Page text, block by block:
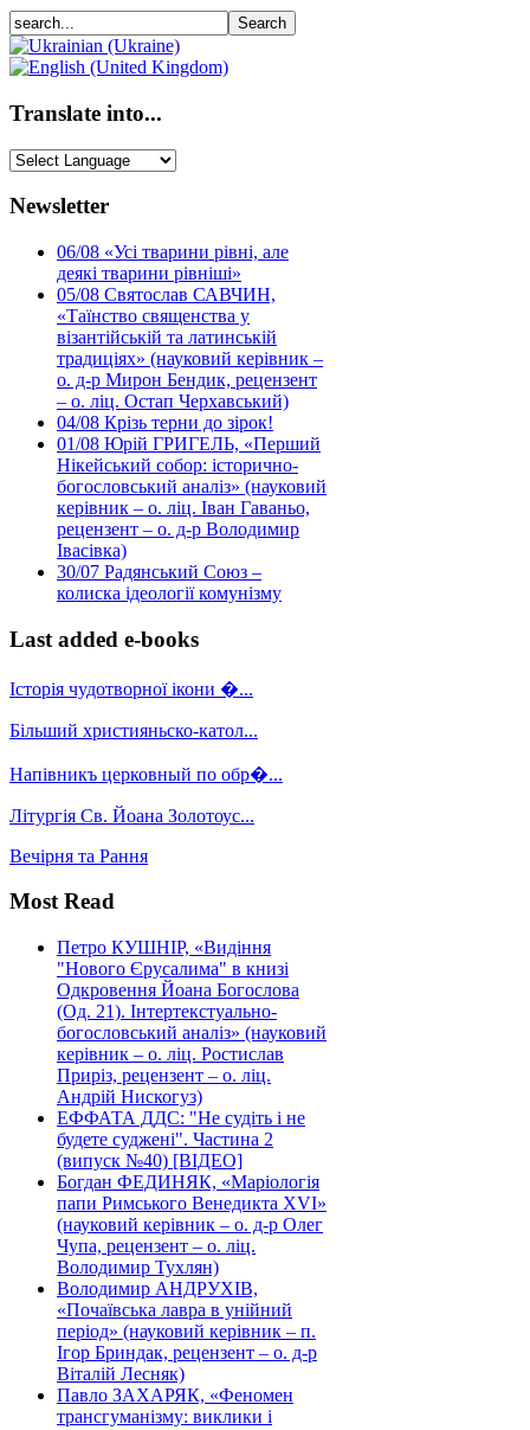
Translate into...
Newsletter
06/08 «Усі тварини рівні, але
деякі тварини рівніші»
05/08 Святослав САВЧИН,
«Таїнство священства у
візантійській та латинській
традиціях» (науковий керівник –
о. д-р Мирон Бендик, рецензент
– о. ліц. Остап Черхавський)
04/08 Крізь терни до зірок!
01/08 Юрій ГРИГЕЛЬ, «Перший
Нікейський собор: історично-
богословський аналіз» (науковий
керівник – о. ліц. Іван Гаваньо,
рецензент – о. д-р Володимир
Івасівка)
30/07 Радянський Союз –
колиска ідеології комунізму
Last added e-books
Історія чудотворної ікони �...
Більший християньско-катол...
Напівникъ церковный по обр�...
Літургія Св. Йоана Золотоус...
Вечірня та Рання
Most Read
Петро КУШНІР, «Видіння
"Нового Єрусалима" в книзі
Одкровення Йоана Богослова
(Од. 21). Інтертекстуально-
богословський аналіз» (науковий
керівник – о. ліц. Ростислав
Приріз, рецензент – о. ліц.
Андрій Нискогуз)
ЕФФАТА ДДС: "Не судіть і не
будете суджені". Частина 2
(випуск №40) [ВІДЕО]
Богдан ФЕДИНЯК, «Маріологія
папи Римського Венедикта XVI»
(науковий керівник – о. д-р Олег
Чупа, рецензент – о. ліц.
Володимир Тухлян)
Володимир АНДРУХІВ,
«Почаївська лавра в унійний
період» (науковий керівник – п.
Ігор Бриндак, рецензент – о. д-р
Віталій Лесняк)
Павло ЗАХАРЯК, «Феномен
трансгуманізму: виклики і